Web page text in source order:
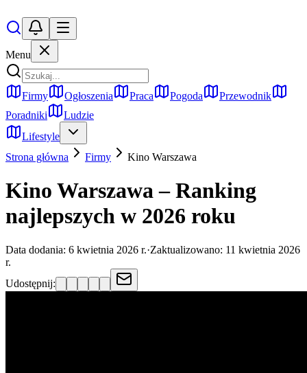
Menu
Firmy Ogłoszenia Praca Pogoda
Przewodnik
Poradniki
Ludzie
Lifestyle
Strona główna
Firmy Kino Warszawa
Kino Warszawa – Ranking
najlepszych w 2026 roku
Data dodania: 6 kwietnia 2026 r.·Zaktualizowano: 11 kwietnia 2026
r.
Udostępnij: